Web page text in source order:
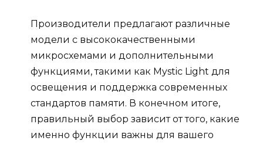
Производители предлагают различные
модели с высококачественными
микросхемами и дополнительными
функциями, такими как Mystic Light для
освещения и поддержка современных
стандартов памяти. В конечном итоге,
правильный выбор зависит от того, какие
именно функции важны для вашего